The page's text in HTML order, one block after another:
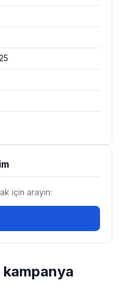
kampanya
için arayın: